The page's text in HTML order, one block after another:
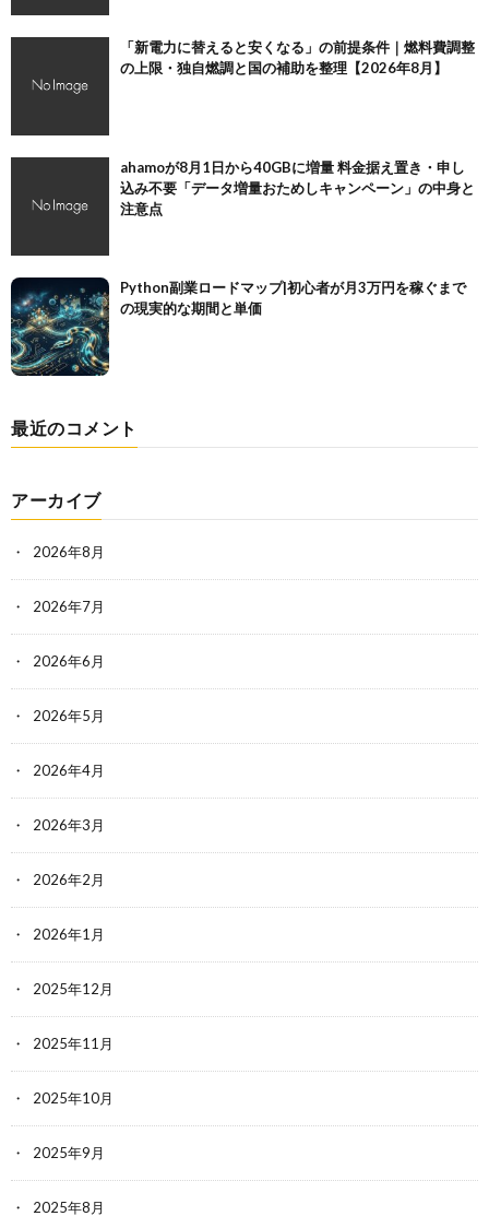
「新電力に替えると安くなる」の前提条件｜燃料費調整
の上限・独自燃調と国の補助を整理【2026年8月】
ahamoが8月1日から40GBに増量 料金据え置き・申し
込み不要「データ増量おためしキャンペーン」の中身と
注意点
Python副業ロードマップ|初心者が月3万円を稼ぐまで
の現実的な期間と単価
最近のコメント
アーカイブ
2026年8月
2026年7月
2026年6月
2026年5月
2026年4月
2026年3月
2026年2月
2026年1月
2025年12月
2025年11月
2025年10月
2025年9月
2025年8月